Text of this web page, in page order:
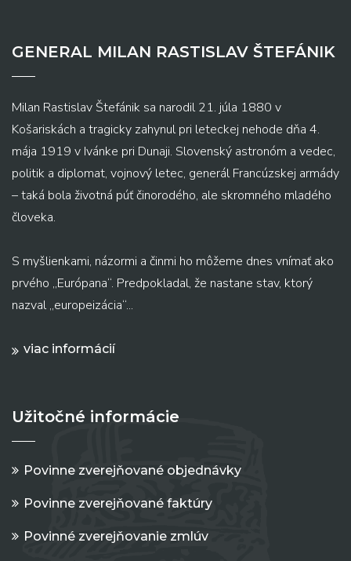
GENERAL MILAN RASTISLAV ŠTEFÁNIK
Milan Rastislav Štefánik sa narodil 21. júla 1880 v
Košariskách a tragicky zahynul pri leteckej nehode dňa 4.
mája 1919 v Ivánke pri Dunaji. Slovenský astronóm a vedec,
politik a diplomat, vojnový letec, generál Francúzskej armády
– taká bola životná púť činorodého, ale skromného mladého
človeka.
S myšlienkami, názormi a činmi ho môžeme dnes vnímať ako
prvého „Európana“. Predpokladal, že nastane stav, ktorý
nazval „europeizácia“...
viac informácií
Užitočné informácie
Povinne zverejňované objednávky
Povinne zverejňované faktúry
Povinné zverejňovanie zmlúv